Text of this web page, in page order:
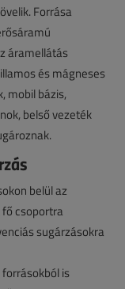
Forrása
áramellátás
és mágneses
mobil bázis,
belső vezeték
belül az
csoportra
sugárzásokra
is